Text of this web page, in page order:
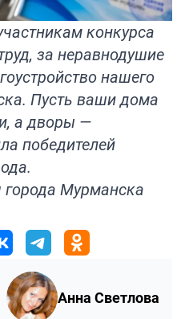
конкурса
за неравнодушие
нашего
Пусть ваши дома
а дворы —
победителей
Мурманска
Анна Светлова